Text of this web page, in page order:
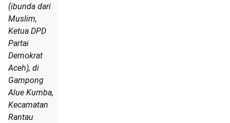
(ibunda dari
Muslim,
Ketua DPD
Partai
Demokrat
Aceh), di
Gampong
Alue Kumba,
Kecamatan
Rantau